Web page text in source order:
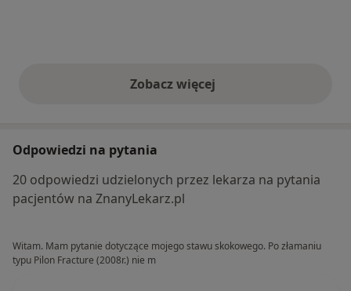
Zobacz więcejopinie powyżej
Odpowiedzi na pytania
20 odpowiedzi udzielonych przez lekarza na pytania
pacjentów na ZnanyLekarz.pl
Witam. Mam pytanie dotyczące mojego stawu skokowego. Po złamaniu
typu Pilon Fracture (2008r.) nie m